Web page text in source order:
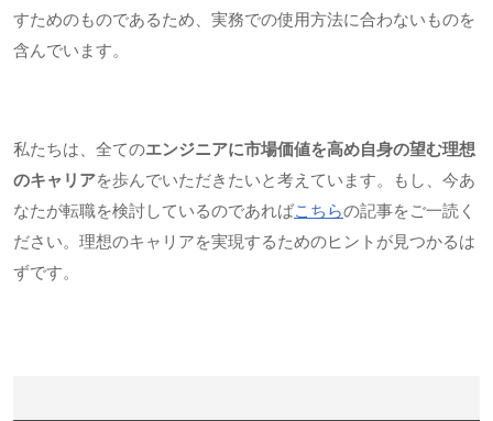
すためのものであるため、実務での使用方法に合わないものを
含んでいます。
私たちは、全てのエンジニアに市場価値を高め自身の望む理想
のキャリアを歩んでいただきたいと考えています。もし、今あ
なたが転職を検討しているのであればこちらの記事をご一読く
ださい。理想のキャリアを実現するためのヒントが見つかるは
ずです。